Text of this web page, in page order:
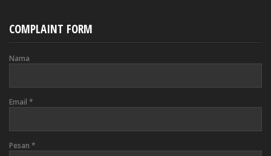
COMPLAINT FORM
Nama
Email *
Pesan *